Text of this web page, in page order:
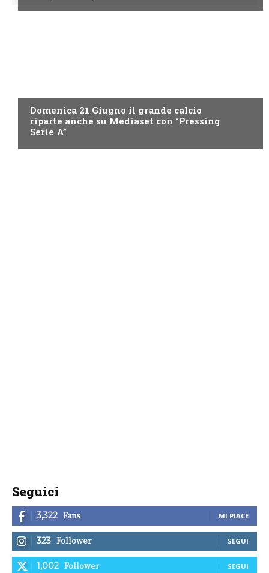
Domenica 21 Giugno il grande calcio
riparte anche su Mediaset con “Pressing
Serie A”
Seguici
3,322 Fans MI PIACE
323 Follower SEGUI
1,002 Follower SEGUI